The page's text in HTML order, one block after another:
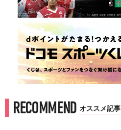
RECOMMEND オススメ記事